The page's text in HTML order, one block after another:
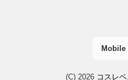
Mobile|
(C) 2026 コスレベ